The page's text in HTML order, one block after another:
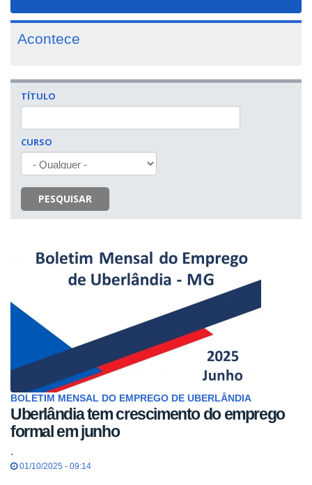
Acontece
TÍTULO
CURSO
PESQUISAR
BOLETIM MENSAL DO EMPREGO DE UBERLÂNDIA
Uberlândia tem crescimento do emprego
formal em junho
.
01/10/2025 - 09:14